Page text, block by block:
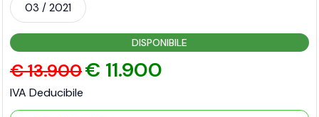
03 / 2021
DISPONIBILE
€ 13.900€ 11.900
IVA Deducibile